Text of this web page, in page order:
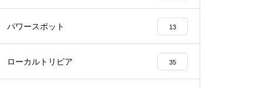
パワースポット 13
ローカルトリビア 35